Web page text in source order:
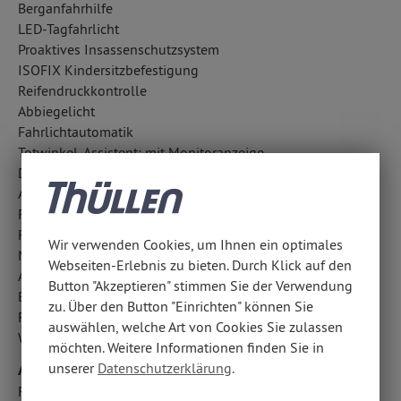
Berganfahrhilfe
LED-Tagfahrlicht
Proaktives Insassenschutzsystem
ISOFIX Kindersitzbefestigung
Reifendruckkontrolle
Abbiegelicht
Fahrlichtautomatik
Totwinkel-Assistent: mit Monitoranzeige
Diebstahlwarnanlage
Aufmerksamkeitsassistent
Fußgängerschutzsystem
Regensensor
Notrufsystem
Außentemperatur Anzeige
Bergabfahrhilfe
Fahrerassistenzpaket
Wegfahrsperre
Airbags
Fondairbags: Vorhangairbags
Wir verwenden Cookies, um Ihnen ein optimales
Webseiten-Erlebnis zu bieten. Durch Klick auf den
Button "Akzeptieren" stimmen Sie der Verwendung
zu. Über den Button "Einrichten" können Sie
auswählen, welche Art von Cookies Sie zulassen
möchten. Weitere Informationen finden Sie in
unserer Datenschutzerklärung.